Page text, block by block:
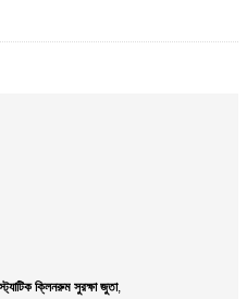
স্ট্যাটিক ক্লিনরুম সুরক্ষা জুতা,